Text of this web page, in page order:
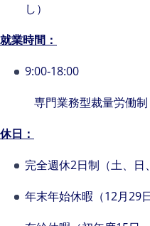
し）
就業時間：
9:00‐18:00
専門業務型裁量労働
休日：
完全週休2日制（土、日
年末年始休暇（12月29